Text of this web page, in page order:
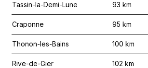
Tassin-la-Demi-Lune 93 km
Craponne 95 km
Thonon-les-Bains 100 km
Rive-de-Gier 102 km